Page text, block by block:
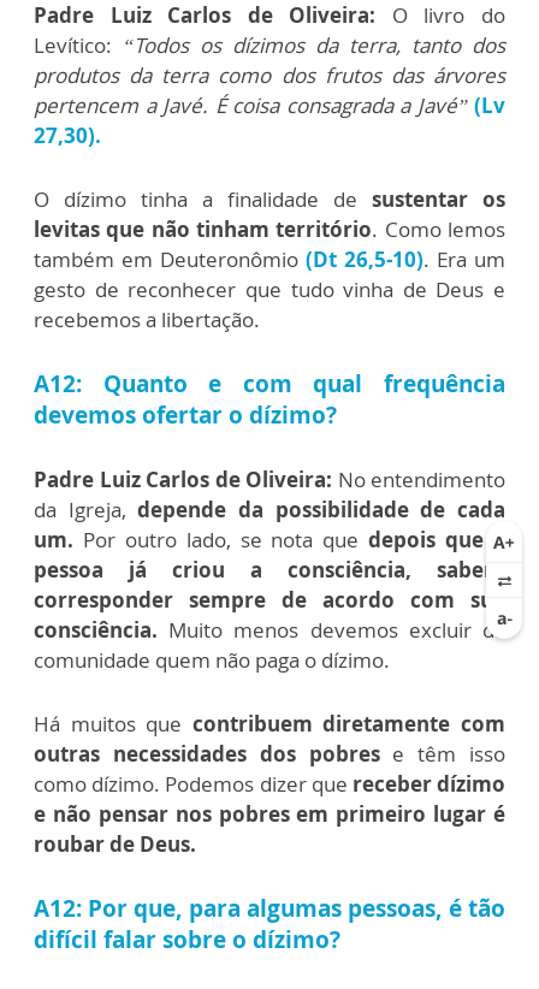
Padre Luiz Carlos de Oliveira: O livro do
Levítico: “Todos os dízimos da terra, tanto dos
produtos da terra como dos frutos das árvores
pertencem a Javé. É coisa consagrada a Javé” (Lv
27,30).
O dízimo tinha a finalidade de sustentar os
levitas que não tinham território. Como lemos
também em Deuteronômio (Dt 26,5-10). Era um
gesto de reconhecer que tudo vinha de Deus e
recebemos a libertação.
A12: Quanto e com qual frequência
devemos ofertar o dízimo?
Padre Luiz Carlos de Oliveira: No entendimento
da Igreja,depende da possibilidade de cada
um. Por outro lado, se nota quedepois que a
pessoa já criou a consciência, saberá
corresponder sempre de acordo com sua
consciência. Muito menos devemos excluir da
comunidade quem não paga o dízimo.
Há muitos que contribuem diretamente com
outras necessidades dos pobrese têm isso
como dízimo. Podemos dizer que receber dízimo
e não pensar nos pobres em primeiro lugar é
roubar de Deus.
A12: Por que, para algumas pessoas, é tão
difícil falar sobre o dízimo?